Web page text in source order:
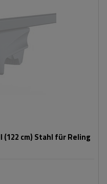
cm) Stahl für Reling